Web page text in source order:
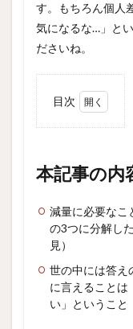
す。もちろん個人
気になるな…」と
ださいね。
目次
内容
減量
を始
めた
理由
3
減量
成功
本記事の内
減量に必要なこ
の3つに分解し
見）
世の中には答え
に言えることは
い」ということ